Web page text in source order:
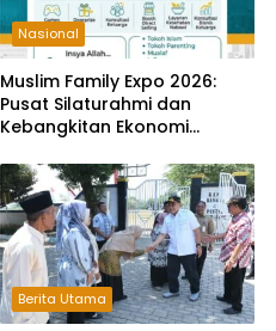
Nasional
Muslim Family Expo 2026:
Pusat Silaturahmi dan
Kebangkitan Ekonomi
Berita Utama